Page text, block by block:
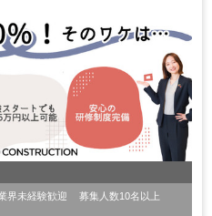
界未経験歓迎
募集人数10名以上